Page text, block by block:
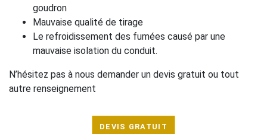
goudron
Mauvaise qualité de tirage
Le refroidissement des fumées causé par une
mauvaise isolation du conduit.
N’hésitez pas à nous demander un devis gratuit ou tout
autre renseignement
DEVIS GRATUIT